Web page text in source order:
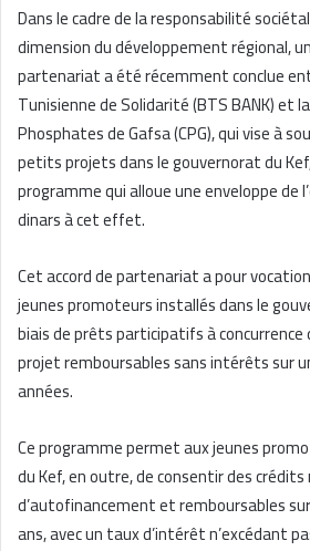
Dans le cadre de la responsabilité
dimension du développement régional,
partenariat a été récemment conclue
Tunisienne de Solidarité (BTS
Phosphates de Gafsa (CPG), qui vise à
petits projets dans le gouvernorat du
programme qui alloue une enveloppe de
dinars à cet effet.
Cet accord de partenariat a pour
jeunes promoteurs installés dans le
biais de prêts participatifs à concurrence
projet remboursables sans intérêts sur
années.
Ce programme permet aux jeunes
du Kef, en outre, de consentir des crédits
d’autofinancement et remboursables
ans, avec un taux d’intérêt n’excédant